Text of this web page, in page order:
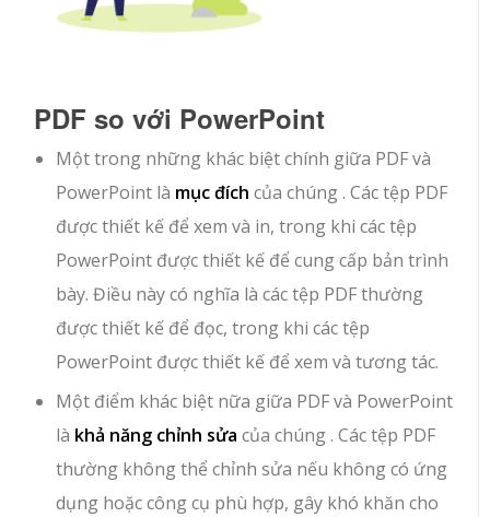
PDF so với PowerPoint
Một trong những khác biệt chính giữa PDF và
PowerPoint là mục đích của chúng . Các tệp PDF
được thiết kế để xem và in, trong khi các tệp
PowerPoint được thiết kế để cung cấp bản trình
bày. Điều này có nghĩa là các tệp PDF thường
được thiết kế để đọc, trong khi các tệp
PowerPoint được thiết kế để xem và tương tác.
Một điểm khác biệt nữa giữa PDF và PowerPoint
là khả năng chỉnh sửa của chúng . Các tệp PDF
thường không thể chỉnh sửa nếu không có ứng
dụng hoặc công cụ phù hợp, gây khó khăn cho